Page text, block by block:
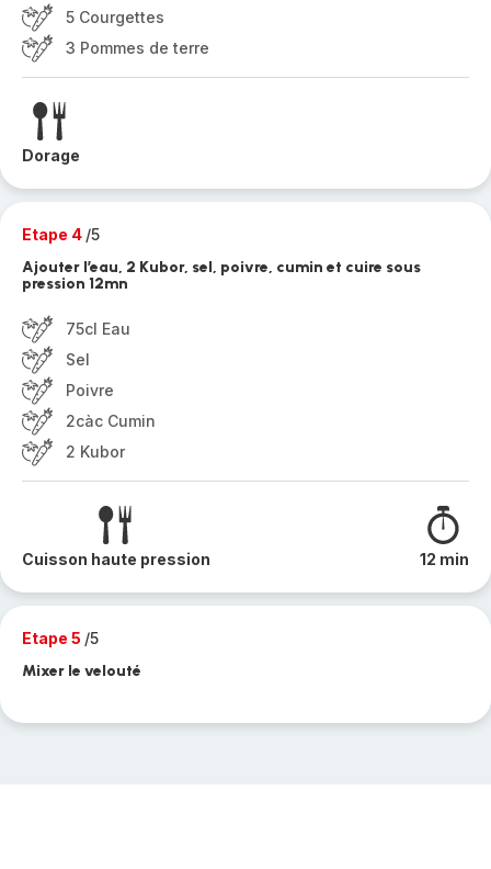
5 Courgettes
3 Pommes de terre
Dorage
Etape 4 /5
Ajouter l’eau, 2 Kubor, sel, poivre, cumin et cuire sous
pression 12mn
75cl Eau
Sel
Poivre
2càc Cumin
2 Kubor
Cuisson haute pression 12 min
Etape 5 /5
Mixer le velouté